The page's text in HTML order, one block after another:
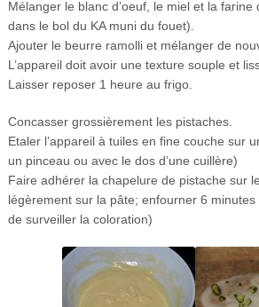
Mélanger le blanc d’oeuf, le miel et la farine
dans le bol du KA muni du fouet).
Ajouter le beurre ramolli et mélanger de
L’appareil doit avoir une texture souple et
Laisser reposer 1 heure au frigo.
Concasser grossièrement les pistaches.
Etaler l’appareil à tuiles en fine couche sur
un pinceau ou avec le dos d’une cuillère)
Faire adhérer la chapelure de pistache sur
légèrement sur la pâte; enfourner 6
de surveiller la coloration)